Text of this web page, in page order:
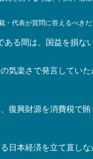
・代表が質問に答えるべき
ある間は、国益を損な
気楽さで発言してい
復興財源を消費税で賄
日本経済を立て直し